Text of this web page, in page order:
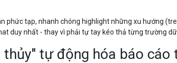
phức tạp, nhanh chóng highlight những xu hướng
duy nhất - thay vì phải tự tay kéo thả từng trường
thủy" tự động hóa báo cáo